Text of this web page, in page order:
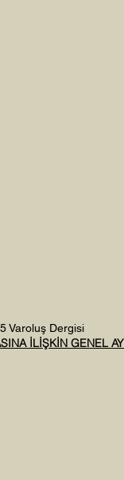
Varoluş Dergisi
İLİŞKİN GENEL